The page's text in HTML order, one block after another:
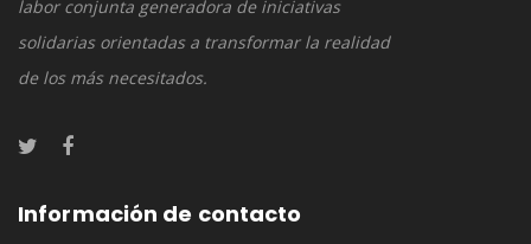
labor conjunta generadora de iniciativas
solidarias orientadas a transformar la realidad
de los más necesitados.
Información de contacto